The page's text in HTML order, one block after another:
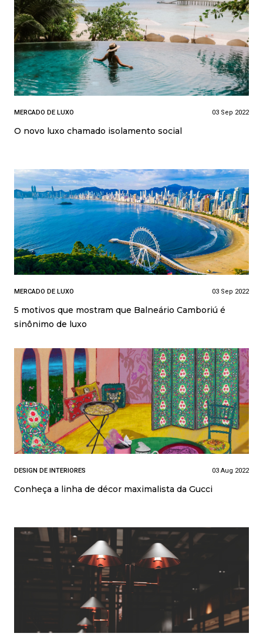
MERCADO DE LUXO 03 Sep 2022
O novo luxo chamado isolamento social
MERCADO DE LUXO 03 Sep 2022
5 motivos que mostram que Balneário Camboriú é
sinônimo de luxo
DESIGN DE INTERIORES 03 Aug 2022
Conheça a linha de décor maximalista da Gucci